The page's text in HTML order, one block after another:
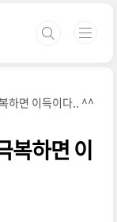
하면 이득이다.. ^^
복하면 이